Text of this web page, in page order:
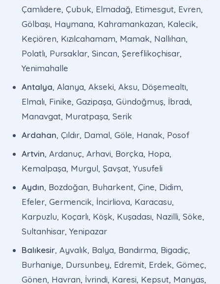
Çamlıdere, Çubuk, Elmadağ, Etimesgut, Evren,
Gölbaşı, Haymana, Kahramankazan, Kalecik,
Keçiören, Kızılcahamam, Mamak, Nallıhan,
Polatlı, Pursaklar, Sincan, Şereflikoçhisar,
Yenimahalle
Antalya, Alanya, Akseki, Aksu, Döşemealtı,
Elmalı, Finike, Gazipaşa, Gündoğmuş, İbradı,
Manavgat, Muratpaşa, Serik
Ardahan, Çıldır, Damal, Göle, Hanak, Posof
Artvin, Ardanuç, Arhavi, Borçka, Hopa,
Kemalpaşa, Murgul, Şavşat, Yusufeli
Aydın, Bozdoğan, Buharkent, Çine, Didim,
Efeler, Germencik, İncirliova, Karacasu,
Karpuzlu, Koçarlı, Köşk, Kuşadası, Nazilli, Söke,
Sultanhisar, Yenipazar
Balıkesir, Ayvalık, Balya, Bandırma, Bigadiç,
Burhaniye, Dursunbey, Edremit, Erdek, Gömeç,
Gönen, Havran, İvrindi, Karesi, Kepsut, Manyas,